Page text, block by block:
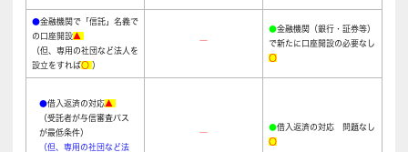
●金融機関で「信託」名義で
の口座開設▲
（但、専用の社団など法人を
設立をすれば〇 ）
―
●金融機関（銀行・証券等）
で新たに口座開設の必要なし
〇
●借入返済の対応▲
（受託者が与信審査パス
が最低条件）
（但、専用の社団など法
―
●借入返済の対応 問題なし
〇